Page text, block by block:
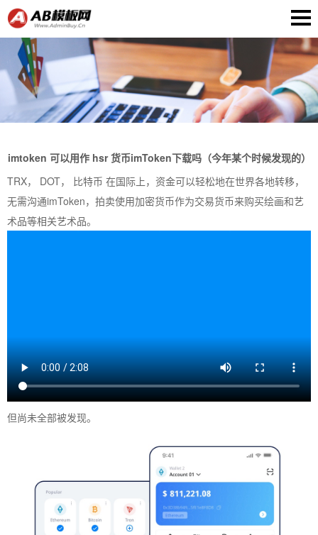
imtoken 可以用作 hsr 货币imToken下载吗（今年某个时候发现的）
TRX， DOT， 比特币 在国际上，资金可以轻松地在世界各地转移，
无需沟通imToken，拍卖使用加密货币作为交易货币来购买绘画和艺
术品等相关艺术品。
但尚未全部被发现。